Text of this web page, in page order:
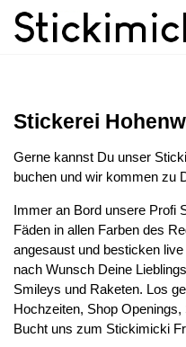
Stickerei
Gerne kannst Du unser
buchen und wir kommen zu
Immer an Bord unsere Profi
Fäden in allen Farben des
angesaust und besticken
nach Wunsch Deine
Smileys und Raketen. Los
Hochzeiten, Shop
Bucht uns zum Stickimicki